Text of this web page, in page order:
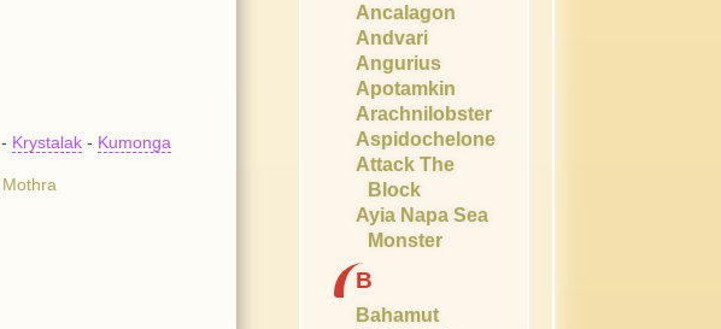
- Krystalak - Kumonga
Mothra
Ancalagon
Andvari
Angurius
Apotamkin
Arachnilobster
Aspidochelone
Attack The
Block
Ayia Napa Sea
Monster
B
Bahamut